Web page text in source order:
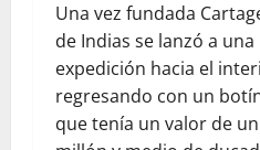
Una vez fundada
de Indias se lanzó a una
expedición hacia el
regresando con un
que tenía un valor de un